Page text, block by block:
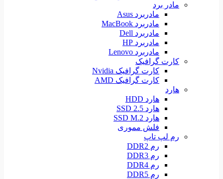
مادر برد
مادربرد Asus
مادربرد MacBook
مادربرد Dell
مادربرد HP
مادربرد Lenovo
کارت گرافیک
کارت گرافیک Nvidia
کارت گرافیک AMD
هارد
هارد HDD
هارد SSD 2.5
هارد SSD M.2
فلش مموری
رم لپ تاپ
رم DDR2
رم DDR3
رم DDR4
رم DDR5